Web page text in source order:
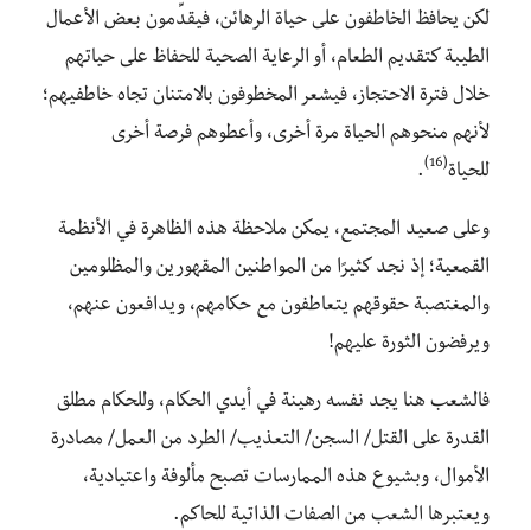
لكن يحافظ الخاطفون على حياة الرهائن، فيقدِّمون بعض الأعمال
الطيبة كتقديم الطعام، أو الرعاية الصحية للحفاظ على حياتهم
خلال فترة الاحتجاز، فيشعر المخطوفون بالامتنان تجاه خاطفيهم؛
لأنهم منحوهم الحياة مرة أخرى، وأعطوهم فرصة أخرى
للحياة(16)
.
وعلى صعيد المجتمع، يمكن ملاحظة هذه الظاهرة في الأنظمة
القمعية؛ إذ نجد كثيرًا من المواطنين المقهورين والمظلومين
والمغتصبة حقوقهم يتعاطفون مع حكامهم، ويدافعون عنهم،
ويرفضون الثورة عليهم!
فالشعب هنا يجد نفسه رهينة في أيدي الحكام، وللحكام مطلق
القدرة على القتل/ السجن/ التعذيب/ الطرد من العمل/ مصادرة
الأموال، وبشيوع هذه الممارسات تصبح مألوفة واعتيادية،
ويعتبرها الشعب من الصفات الذاتية للحاكم.